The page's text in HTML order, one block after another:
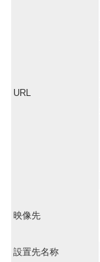
URL
映像先
設置先名称